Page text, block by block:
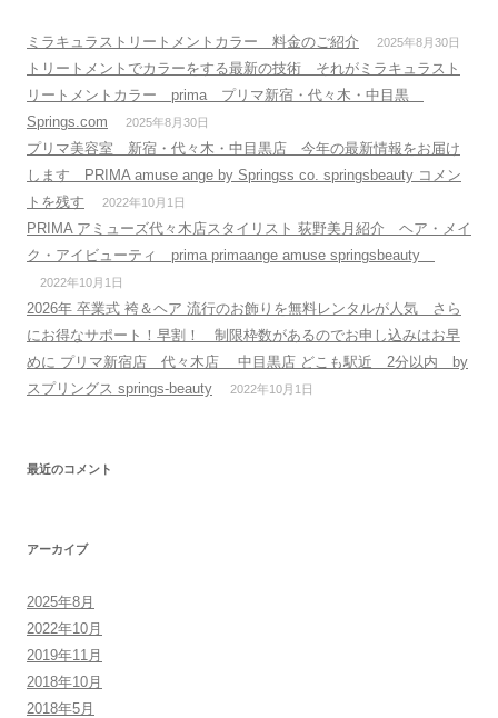
ミラキュラストリートメントカラー 料金のご紹介 2025年8月30日
トリートメントでカラーをする最新の技術 それがミラキュラスト
リートメントカラー prima プリマ新宿・代々木・中目黒
Springs.com
2025年8月30日
プリマ美容室 新宿・代々木・中目黒店 今年の最新情報をお届け
します PRIMA amuse ange by Springss co. springsbeauty コメン
トを残す
2022年10月1日
PRIMA アミューズ代々木店スタイリスト 荻野美月紹介 ヘア・メイ
ク・アイビューティ prima primaange amuse springsbeauty
2022年10月1日
2026年 卒業式 袴＆ヘア 流行のお飾りを無料レンタルが人気 さら
にお得なサポート！早割！ 制限枠数があるのでお申し込みはお早
めに プリマ新宿店 代々木店 中目黒店 どこも駅近 2分以内 by
スプリングス springs-beauty
2022年10月1日
最近のコメント
アーカイブ
2025年8月
2022年10月
2019年11月
2018年10月
2018年5月